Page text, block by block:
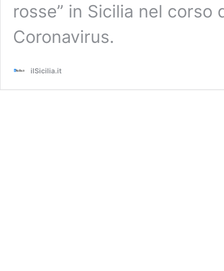
rosse” in Sicilia nel corso
Coronavirus.
ilSicilia.it